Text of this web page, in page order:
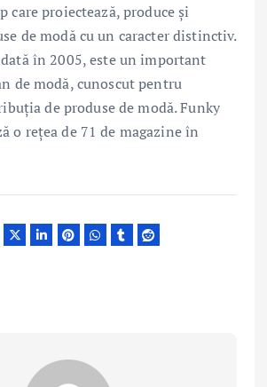
care proiectează, produce și
de modă cu un caracter distinctiv.
în 2005, este un important
de modă, cunoscut pentru
de produse de modă. Funky
o rețea de 71 de magazine în